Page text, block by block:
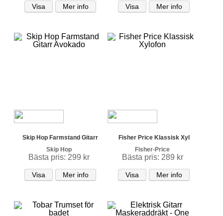
Visa Mer info Visa Mer info
Skip Hop Farmstand Gitarr
Skip Hop
Bästa pris: 299 kr
Visa Mer info
Fisher Price Klassisk Xyl
Fisher-Price
Bästa pris: 289 kr
Visa Mer info